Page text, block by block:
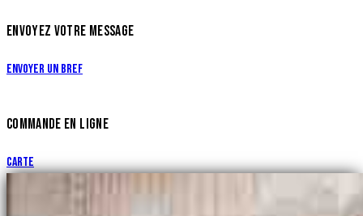
ENVOYEZ VOTRE MESSAGE
Envoyer un bref
COMMANDE EN LIGNE
Carte